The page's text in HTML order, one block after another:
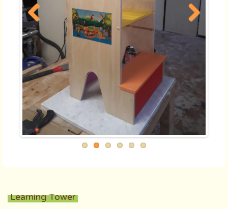
Prev
ious
Next
Learning Tower